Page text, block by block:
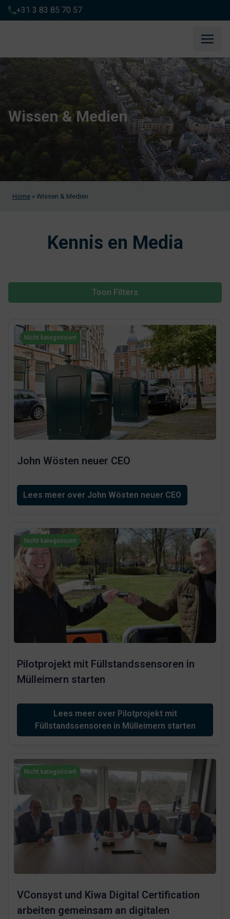
+31 3 83 85 70 57
Wissen & Medien
Home »Wissen & Medien
Kennis en Media
Toon Filters
Nicht kategorisiert
John Wösten neuer CEO
Lees meer over John Wösten neuer CEO
Nicht kategorisiert
Pilotprojekt mit Füllstandssensoren in
Mülleimern starten
Lees meer over Pilotprojekt mit
Füllstandssensoren in Mülleimern starten
Nicht kategorisiert
VConsyst und Kiwa Digital Certification
arbeiten gemeinsam an digitalen